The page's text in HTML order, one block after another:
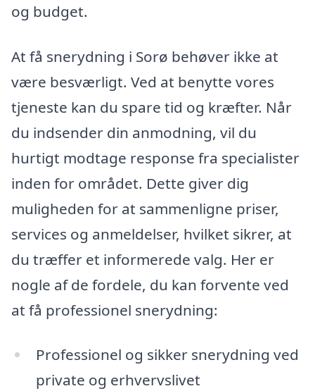
og budget.
At få snerydning i Sorø behøver ikke at
være besværligt. Ved at benytte vores
tjeneste kan du spare tid og kræfter. Når
du indsender din anmodning, vil du
hurtigt modtage response fra specialister
inden for området. Dette giver dig
muligheden for at sammenligne priser,
services og anmeldelser, hvilket sikrer, at
du træffer et informerede valg. Her er
nogle af de fordele, du kan forvente ved
at få professionel snerydning:
Professionel og sikker snerydning ved
private og erhvervslivet